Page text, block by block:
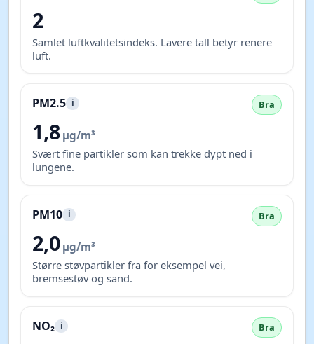
2
Samlet luftkvalitetsindeks. Lavere tall betyr renere
luft.
PM2.5 i Bra
1,8 µg/m³
Svært fine partikler som kan trekke dypt ned i
lungene.
PM10 i Bra
2,0 µg/m³
Større støvpartikler fra for eksempel vei,
bremsestøv og sand.
NO₂ i Bra